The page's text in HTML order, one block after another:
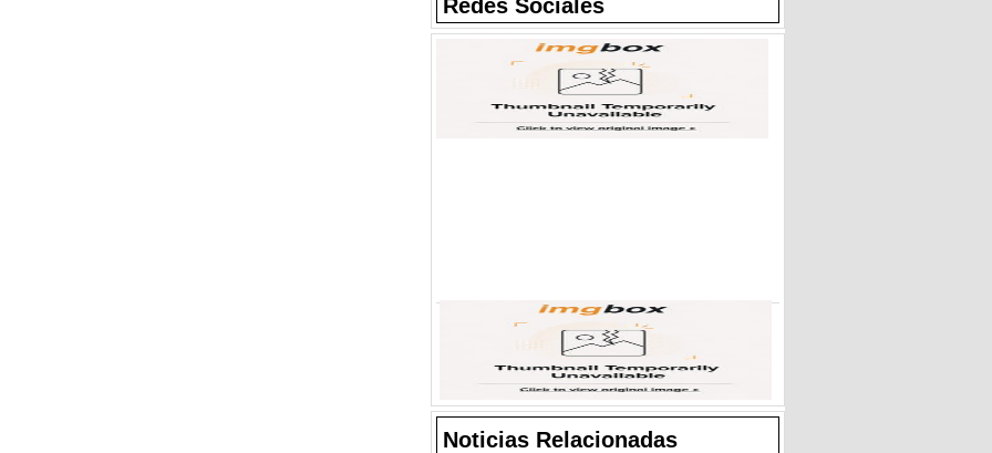
Redes Sociales
Noticias Relacionadas